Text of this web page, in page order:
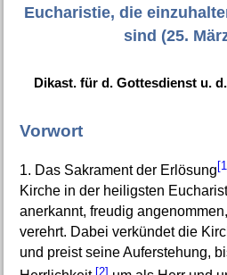
Eucharistie, die
sind (25.
Dikast. für d. Gottesdienst u.
Vorwort
1. Das Sakrament der Erlösung
Kirche in der heiligsten
anerkannt, freudig
verehrt. Dabei verkündet die
und preist seine Auferstehung,
[2]